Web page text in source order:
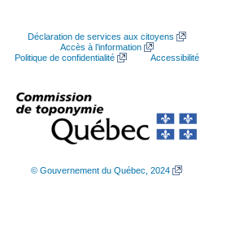
Déclaration de services aux citoyens
Accès à l’information
Politique de confidentialité
Accessibilité
© Gouvernement du Québec, 2024